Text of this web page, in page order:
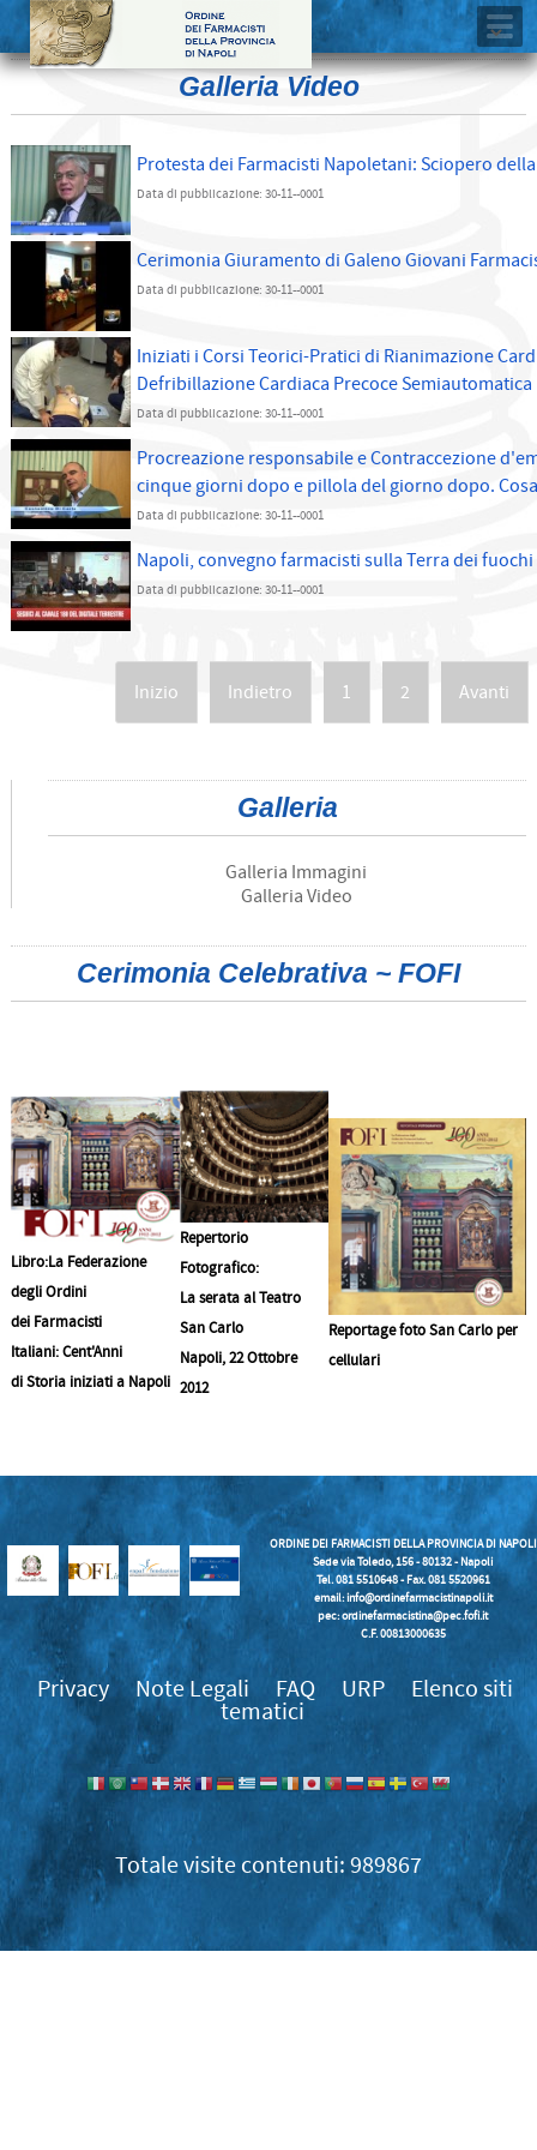
Galleria Video
Protesta dei Farmacisti Napoletani: Sciopero
Data di pubblicazione: 30-11--0001
Cerimonia Giuramento di Galeno Giovani
Data di pubblicazione: 30-11--0001
Iniziati i Corsi Teorici-Pratici di Rianimazione
Defribillazione Cardiaca Precoce Semiautomatica
Data di pubblicazione: 30-11--0001
Procreazione responsabile e Contraccezione
cinque giorni dopo e pillola del giorno dopo.
Data di pubblicazione: 30-11--0001
Napoli, convegno farmacisti sulla Terra dei fuochi
Data di pubblicazione: 30-11--0001
Inizio Indietro 1 2 Avanti
Galleria
Galleria Immagini
Galleria Video
Cerimonia Celebrativa ~ FOFI
Libro:La Federazione
degli Ordini
dei Farmacisti
Italiani: Cent'Anni
di Storia iniziati a Napoli
Repertorio
Fotografico:
La serata al Teatro
San Carlo
Napoli, 22 Ottobre
2012
Reportage foto San Carlo per
cellulari
ORDINE DEI FARMACISTI DELLA PROVINCIA DI NAPOLI
Sede via Toledo, 156 - 80132 - Napoli
Tel. 081 5510648 - Fax. 081 5520961
email:info@ordinefarmacistinapoli.it
pec: ordinefarmacistina@pec.fofi.it
C.F. 00813000635
Privacy Note Legali FAQ URP
Elenco siti
tematici
989867